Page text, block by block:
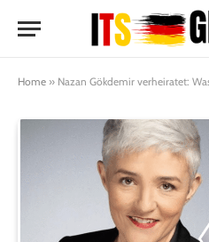
Home » Nazan Gökdemir verheiratet: Was